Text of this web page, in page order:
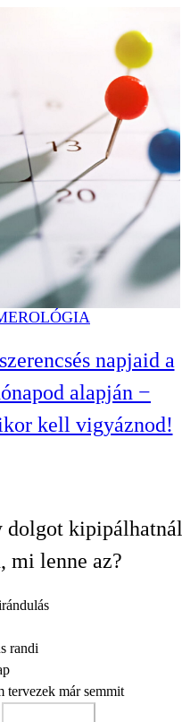
napjaid a
alapján −
kell vigyáznod!
dolgot kipipálhatnál
mi lenne az?
randi
tervezek már semmit